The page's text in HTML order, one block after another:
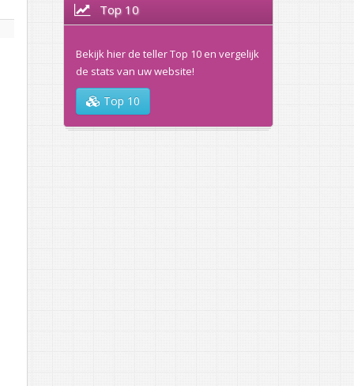
Top 10
Bekijk hier de teller Top 10 en vergelijk
de stats van uw website!
Top 10